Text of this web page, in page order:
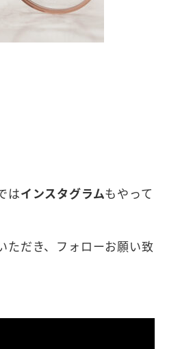
はインスタグラムもやって
ただき、フォローお願い致